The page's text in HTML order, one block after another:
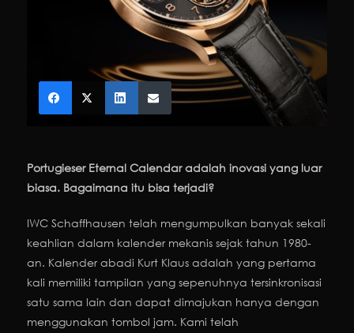
Portugieser Eternal Calendar adalah inovasi yang luar
biasa. Bagaimana itu bisa terjadi?
IWC Schaffhausen telah mengumpulkan banyak sekali
keahlian dalam kalender mekanis sejak tahun 1980-
an. Kalender abadi Kurt Klaus adalah yang pertama
kali memiliki tampilan yang sepenuhnya tersinkronisasi
satu sama lain dan dapat dimajukan hanya dengan
menggunakan tombol jam. Kami telah